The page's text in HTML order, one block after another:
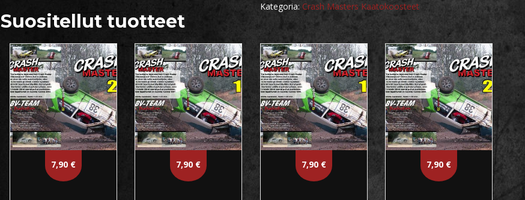
Kategoria: Crash Masters Kaatokoosteet
Suositellut tuotteet
7,90 € 7,90 € 7,90 € 7,90 €